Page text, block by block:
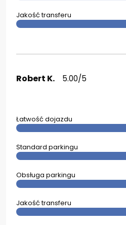
Jakość transferu
Robert K. 5.00/5
Łatwość dojazdu
Standard parkingu
Obsługa parkingu
Jakość transferu